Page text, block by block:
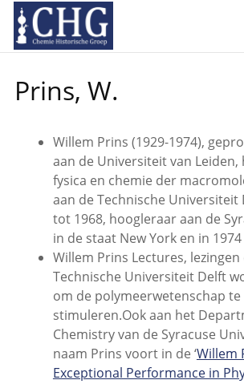
links
over
naar
de
Spring
naar
het
menu
Prins, W.
Willem Prins (1929-1974),
aan de Universiteit van
fysica en chemie der
aan de Technische Universiteit
tot 1968, hoogleraar aan de
in de staat New York en in
Willem Prins Lectures, lezingen
Technische Universiteit Delft
om de polymeerwetenschap
stimuleren.Ook aan het
Chemistry van de Syracuse
naam Prins voort in de ‘Willem
Exceptional Performance in